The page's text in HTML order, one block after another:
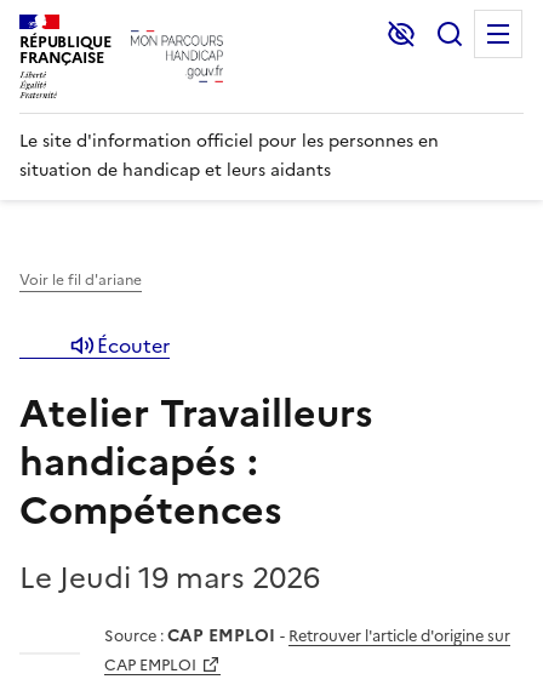
RÉPUBLIQUE
FRANÇAISE
Lecture et
Le site d'information officiel pour les personnes en
situation de handicap et leurs aidants
Voir le fil d'ariane
Écouter
Atelier Travailleurs
handicapés :
Compétences
Le Jeudi 19 mars 2026
Source :CAP EMPLOI - Retrouver l'article d'origine sur
CAP EMPLOI